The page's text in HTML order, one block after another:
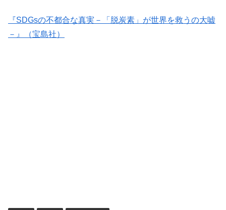
『SDGsの不都合な真実－「脱炭素」が世界を救うの大嘘
－』（宝島社）